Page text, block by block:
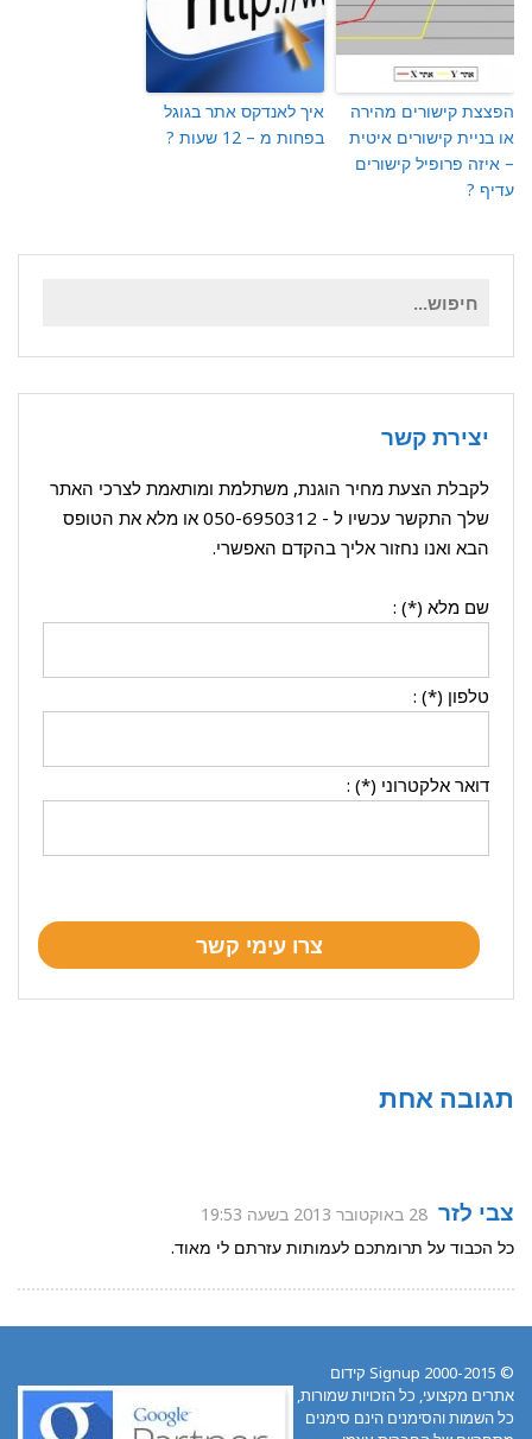
הפצצת קישורים מהירה
או בניית קישורים איטית
– איזה פרופיל קישורים
עדיף ?
איך לאנדקס אתר בגוגל
בפחות מ – 12 שעות ?
יצירת קשר
לקבלת הצעת מחיר הוגנת, משתלמת ומותאמת לצרכי האתר
שלך התקשר עכשיו ל - 050-6950312 או מלא את הטופס
הבא ואנו נחזור אליך בהקדם האפשרי.
שם מלא (*) :
טלפון (*) :
דואר אלקטרוני (*) :
תגובה אחת
צבי לזר 28 באוקטובר 2013 בשעה 19:53
כל הכבוד על תרומתכם לעמותות עזרתם לי מאוד.
© 2000-2015 Signup קידום
אתרים מקצועי, כל הזכויות שמורות,
כל השמות והסימנים הינם סימנים